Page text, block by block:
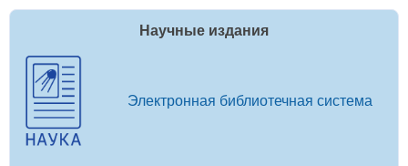
Научные издания
Электронная библиотечная система